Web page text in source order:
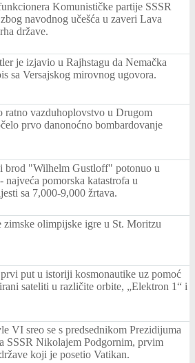
Komunističke partije SSSR
navodnog učešća u zaveri Lava
države.
je izjavio u Rajhstagu da Nemačka
sa Versajskog mirovnog ugovora.
ratno vazduhoplovstvo u Drugom
prvo danonoćno bombardovanje
brod "Wilhelm Gustloff" potonuo u
pomorska katastrofa u
sa 7,000-9,000 žrtava.
zimske olimpijske igre u St. Moritzu
put u istoriji kosmonautike uz pomoć
sateliti u različite orbite, „Elektron 1“ i
VI sreo se s predsednikom Prezidijuma
SSSR Nikolajem Podgornim, prvim
koji je posetio Vatikan.